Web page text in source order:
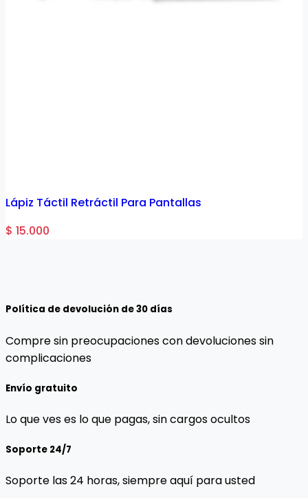
Lápiz Táctil Retráctil Para Pantallas
$ 15.000
Política de devolución de 30 días
Compre sin preocupaciones con devoluciones sin
complicaciones
Envío gratuito
Lo que ves es lo que pagas, sin cargos ocultos
Soporte 24/7
Soporte las 24 horas, siempre aquí para usted